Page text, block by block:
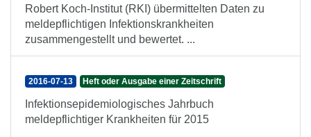
Robert Koch-Institut (RKI) übermittelten Daten zu
meldepflichtigen Infektionskrankheiten
zusammengestellt und bewertet. ...
2016-07-13 Heft oder Ausgabe einer Zeitschrift
Infektionsepidemiologisches Jahrbuch
meldepflichtiger Krankheiten für 2015